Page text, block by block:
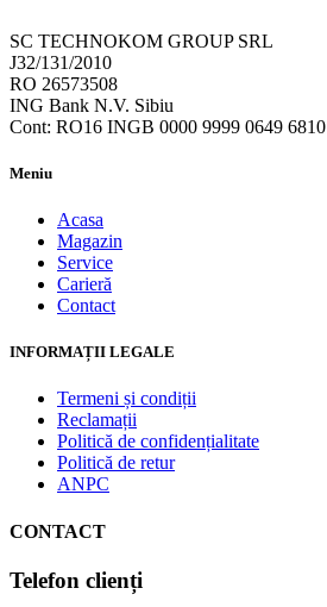
SC TECHNOKOM GROUP SRL
J32/131/2010
RO 26573508
ING Bank N.V. Sibiu
Cont: RO16 INGB 0000 9999 0649 6810
Meniu
Acasa
Magazin
Service
Carieră
Contact
INFORMAȚII LEGALE
Termeni și condiții
Reclamații
Politică de confidențialitate
Politică de retur
ANPC
CONTACT
Telefon clienți